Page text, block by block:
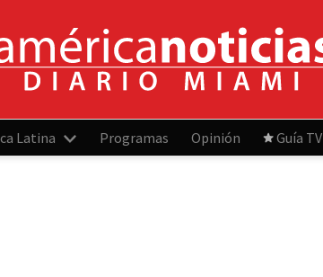
Latina Programas Opinión Guía TV